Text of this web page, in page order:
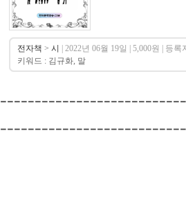
전자책 > 시 | 2022년 06월 19일 | 5,000원 | 등록
키워드 : 김규화, 말